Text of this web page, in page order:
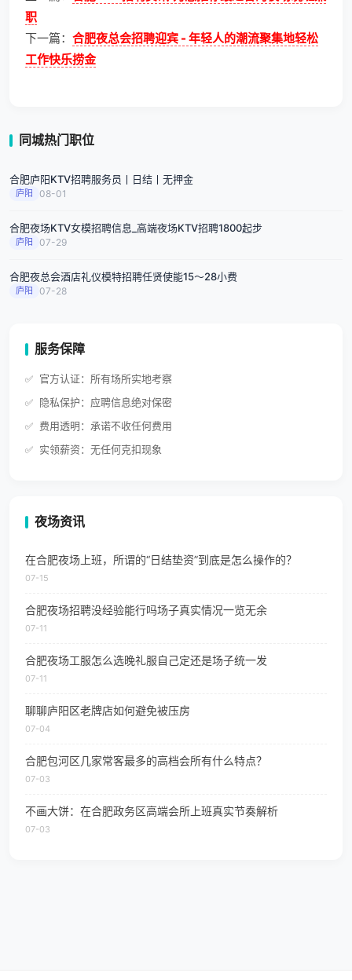
职
下一篇： 合肥夜总会招聘迎宾 - 年轻人的潮流聚集地轻松
工作快乐捞金
同城热门职位
合肥庐阳KTV招聘服务员丨日结丨无押金
庐阳 08-01
合肥夜场KTV女模招聘信息_高端夜场KTV招聘1800起步
庐阳 07-29
合肥夜总会酒店礼仪模特招聘任贤使能15～28小费
庐阳 07-28
服务保障
官方认证：所有场所实地考察
隐私保护：应聘信息绝对保密
费用透明：承诺不收任何费用
实领薪资：无任何克扣现象
夜场资讯
在合肥夜场上班，所谓的“日结垫资”到底是怎么操作的？
07-15
合肥夜场招聘没经验能行吗场子真实情况一览无余
07-11
合肥夜场工服怎么选晚礼服自己定还是场子统一发
07-11
聊聊庐阳区老牌店如何避免被压房
07-04
合肥包河区几家常客最多的高档会所有什么特点？
07-03
不画大饼：在合肥政务区高端会所上班真实节奏解析
07-03